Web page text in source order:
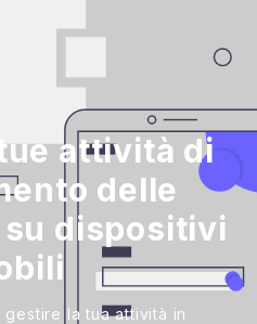
attività di
delle
su dispositivi
gestire la tua attività in